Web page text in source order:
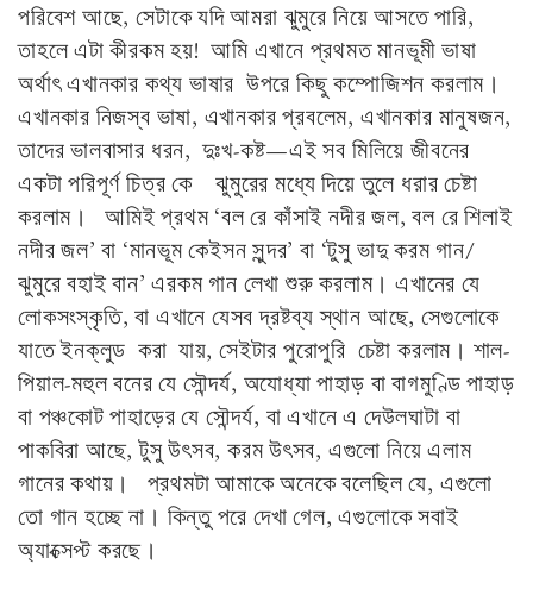
পরিবেশ আছে, সেটাকে যদি আমরা ঝুমুরে নিয়ে আসতে পারি,
তাহলে এটা কীরকম হয়! আমি এখানে প্রথমত মানভূমী ভাষা
অর্থাৎ এখানকার কথ্য ভাষার উপরে কিছু কম্পোজিশন করলাম।
এখানকার নিজস্ব ভাষা, এখানকার প্রবলেম, এখানকার মানুষজন,
তাদের ভালবাসার ধরন, দুঃখ-কষ্ট—এই সব মিলিয়ে জীবনের
একটা পরিপূর্ণ চিত্র কে ঝুমুরের মধ্যে দিয়ে তুলে ধরার চেষ্টা
করলাম। আমিই প্রথম ‘বল রে কাঁসাই নদীর জল, বল রে শিলাই
নদীর জল’ বা ‘মানভূম কেইসন সুন্দর’ বা ‘টুসু ভাদু করম গান/
ঝুমুরে বহাই বান’ এরকম গান লেখা শুরু করলাম। এখানের যে
লোকসংস্কৃতি, বা এখানে যেসব দ্রষ্টব্য স্থান আছে, সেগুলোকে
যাতে ইনক্লুড করা যায়, সেইটার পুরোপুরি চেষ্টা করলাম। শাল-
পিয়াল-মহুল বনের যে সৌন্দর্য, অযোধ্যা পাহাড় বা বাগমুণ্ডি পাহাড়
বা পঞ্চকোট পাহাড়ের যে সৌন্দর্য, বা এখানে এ দেউলঘাটা বা
পাকবিরা আছে, টুসু উৎসব, করম উৎসব, এগুলো নিয়ে এলাম
গানের কথায়। প্রথমটা আমাকে অনেকে বলেছিল যে, এগুলো
তো গান হচ্ছে না। কিন্তু পরে দেখা গেল, এগুলোকে সবাই
অ্যাক্সেপ্ট করছে।